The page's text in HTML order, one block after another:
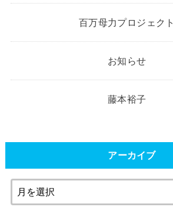
百万母力プロジェクト
お知らせ
藤本裕子
アーカイブ